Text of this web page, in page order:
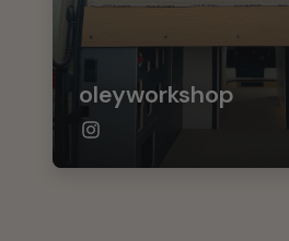
oleyworkshop